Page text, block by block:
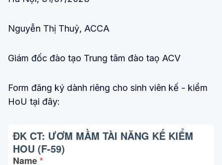
Nguyễn Thị Thuỷ, ACCA
Giám đốc đào tạo Trung tâm đào taọ ACV
Form đăng ký dành riêng cho sinh viên kế - kiểm
HoU tại đây:
ĐK CT: ƯƠM MẦM TÀI NĂNG KẾ KIỂM
HOU (F-59)
Name*